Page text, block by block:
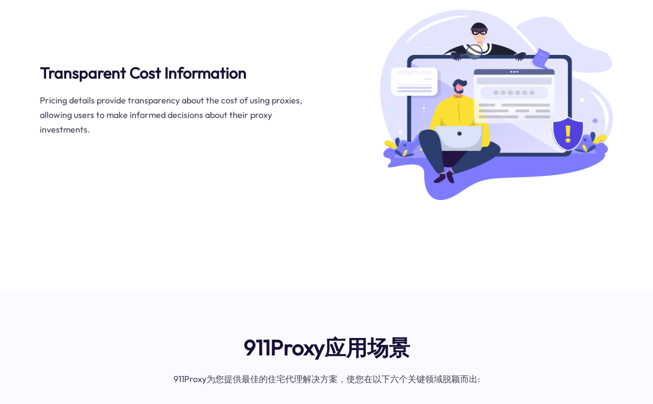
Transparent Cost Information
Pricing details provide transparency about the cost of using proxies,
allowing users to make informed decisions about their proxy
investments.
911Proxy应用场景
911Proxy为您提供最佳的住宅代理解决方案，使您在以下六个关键领域脱颖而出: